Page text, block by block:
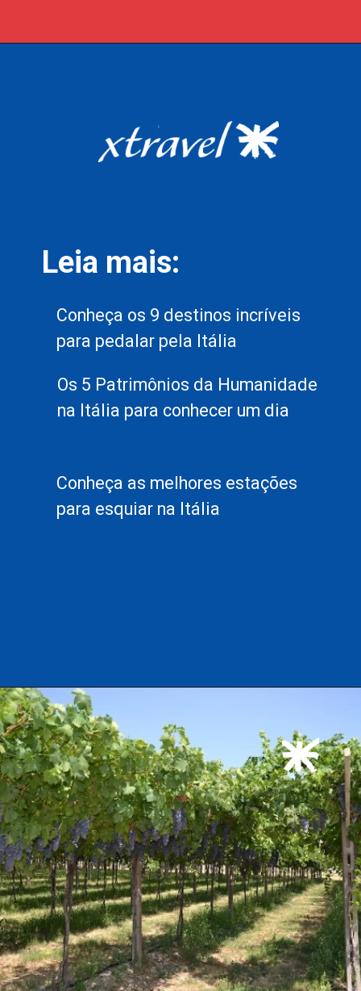
Leia mais:
Os 5 Patrimônios da Humanidade
na Itália para conhecer um dia
Conheça os 9 destinos incríveis
para pedalar pela Itália
Conheça as melhores estações
para esquiar na Itália